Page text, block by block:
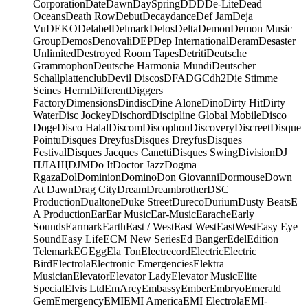
CorporationDateDawnDaySpringDDDDe-LiteDead
OceansDeath RowDebutDecaydanceDef JamDeja
VuDEKODelabelDelmarkDelosDeltaDemonDemon Music
GroupDemosDenovaliDEPDep InternationalDeramDesaster
UnlimitedDestroyed Room TapesDetritiDeutsche
GrammophonDeutsche Harmonia MundiDeutscher
SchallplattenclubDevil DiscosDFADGCdh2Die Stimme
Seines HerrnDifferentDiggers
FactoryDimensionsDindiscDine AloneDinoDirty HitDirty
WaterDisc JockeyDischordDiscipline Global MobileDisco
DogeDisco HalalDiscomDiscophonDiscoveryDiscreetDisque
PointuDisques DreyfusDisques DreyfusDisques
FestivalDisques Jacques CanettiDisques SwingDivisionDJ
ПЛАЩDJMDo ItDoctor JazzDogma
RgazaDolDominionDominoDon GiovanniDormouseDown
At DawnDrag CityDreamDreambrotherDSC
ProductionDualtoneDuke StreetDurecoDuriumDusty BeatsE
A ProductionEarEar MusicEar-MusicEaracheEarly
SoundsEarmarkEarthEast / WestEast WestEastWestEasy Eye
SoundEasy LifeECM New SeriesEd BangerEdelEdition
TelemarkEGEggEla TonElectrecordElectricElectric
BirdElectrolaElectronic EmergenciesElektra
MusicianElevatorElevator LadyElevator MusicElite
SpecialElvis LtdEmArcyEmbassyEmberEmbryoEmerald
GemEmergencyEMIEMI AmericaEMI ElectrolaEMI-